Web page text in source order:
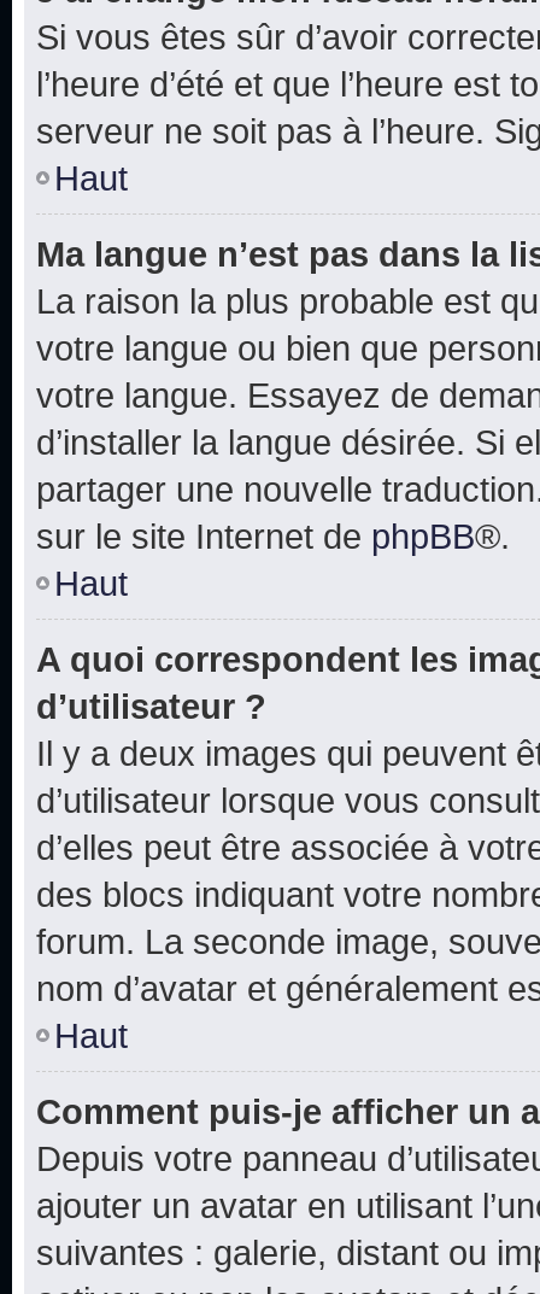
Si vous êtes sûr d’avoir
l’heure d’été et que l’heure est
serveur ne soit pas à l’heure.
Haut
Ma langue n’est pas dans la
La raison la plus probable est
votre langue ou bien que
votre langue. Essayez de
d’installer la langue désirée. Si
partager une nouvelle
sur le site Internet de phpBB®.
Haut
A quoi correspondent les
d’utilisateur ?
Il y a deux images qui peuvent
d’utilisateur lorsque vous
d’elles peut être associée à
des blocs indiquant votre
forum. La seconde image,
nom d’avatar et généralement
Haut
Comment puis-je afficher un
Depuis votre panneau
ajouter un avatar en utilisant
suivantes : galerie, distant ou